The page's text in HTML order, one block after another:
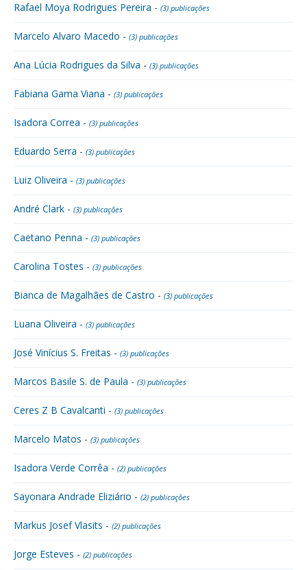
Rafael Moya Rodrigues Pereira - (3) publicações
Marcelo Alvaro Macedo - (3) publicações
Ana Lúcia Rodrigues da Silva - (3) publicações
Fabiana Gama Viana - (3) publicações
Isadora Correa - (3) publicações
Eduardo Serra - (3) publicações
Luiz Oliveira - (3) publicações
André Clark - (3) publicações
Caetano Penna - (3) publicações
Carolina Tostes - (3) publicações
Bianca de Magalhães de Castro - (3) publicações
Luana Oliveira - (3) publicações
José Vinícius S. Freitas - (3) publicações
Marcos Basile S. de Paula - (3) publicações
Ceres Z B Cavalcanti - (3) publicações
Marcelo Matos - (3) publicações
Isadora Verde Corrêa - (2) publicações
Sayonara Andrade Eliziário - (2) publicações
Markus Josef Vlasits - (2) publicações
Jorge Esteves - (2) publicações